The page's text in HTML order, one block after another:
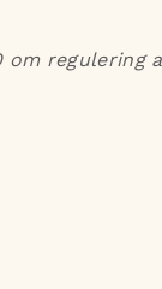
om regulering